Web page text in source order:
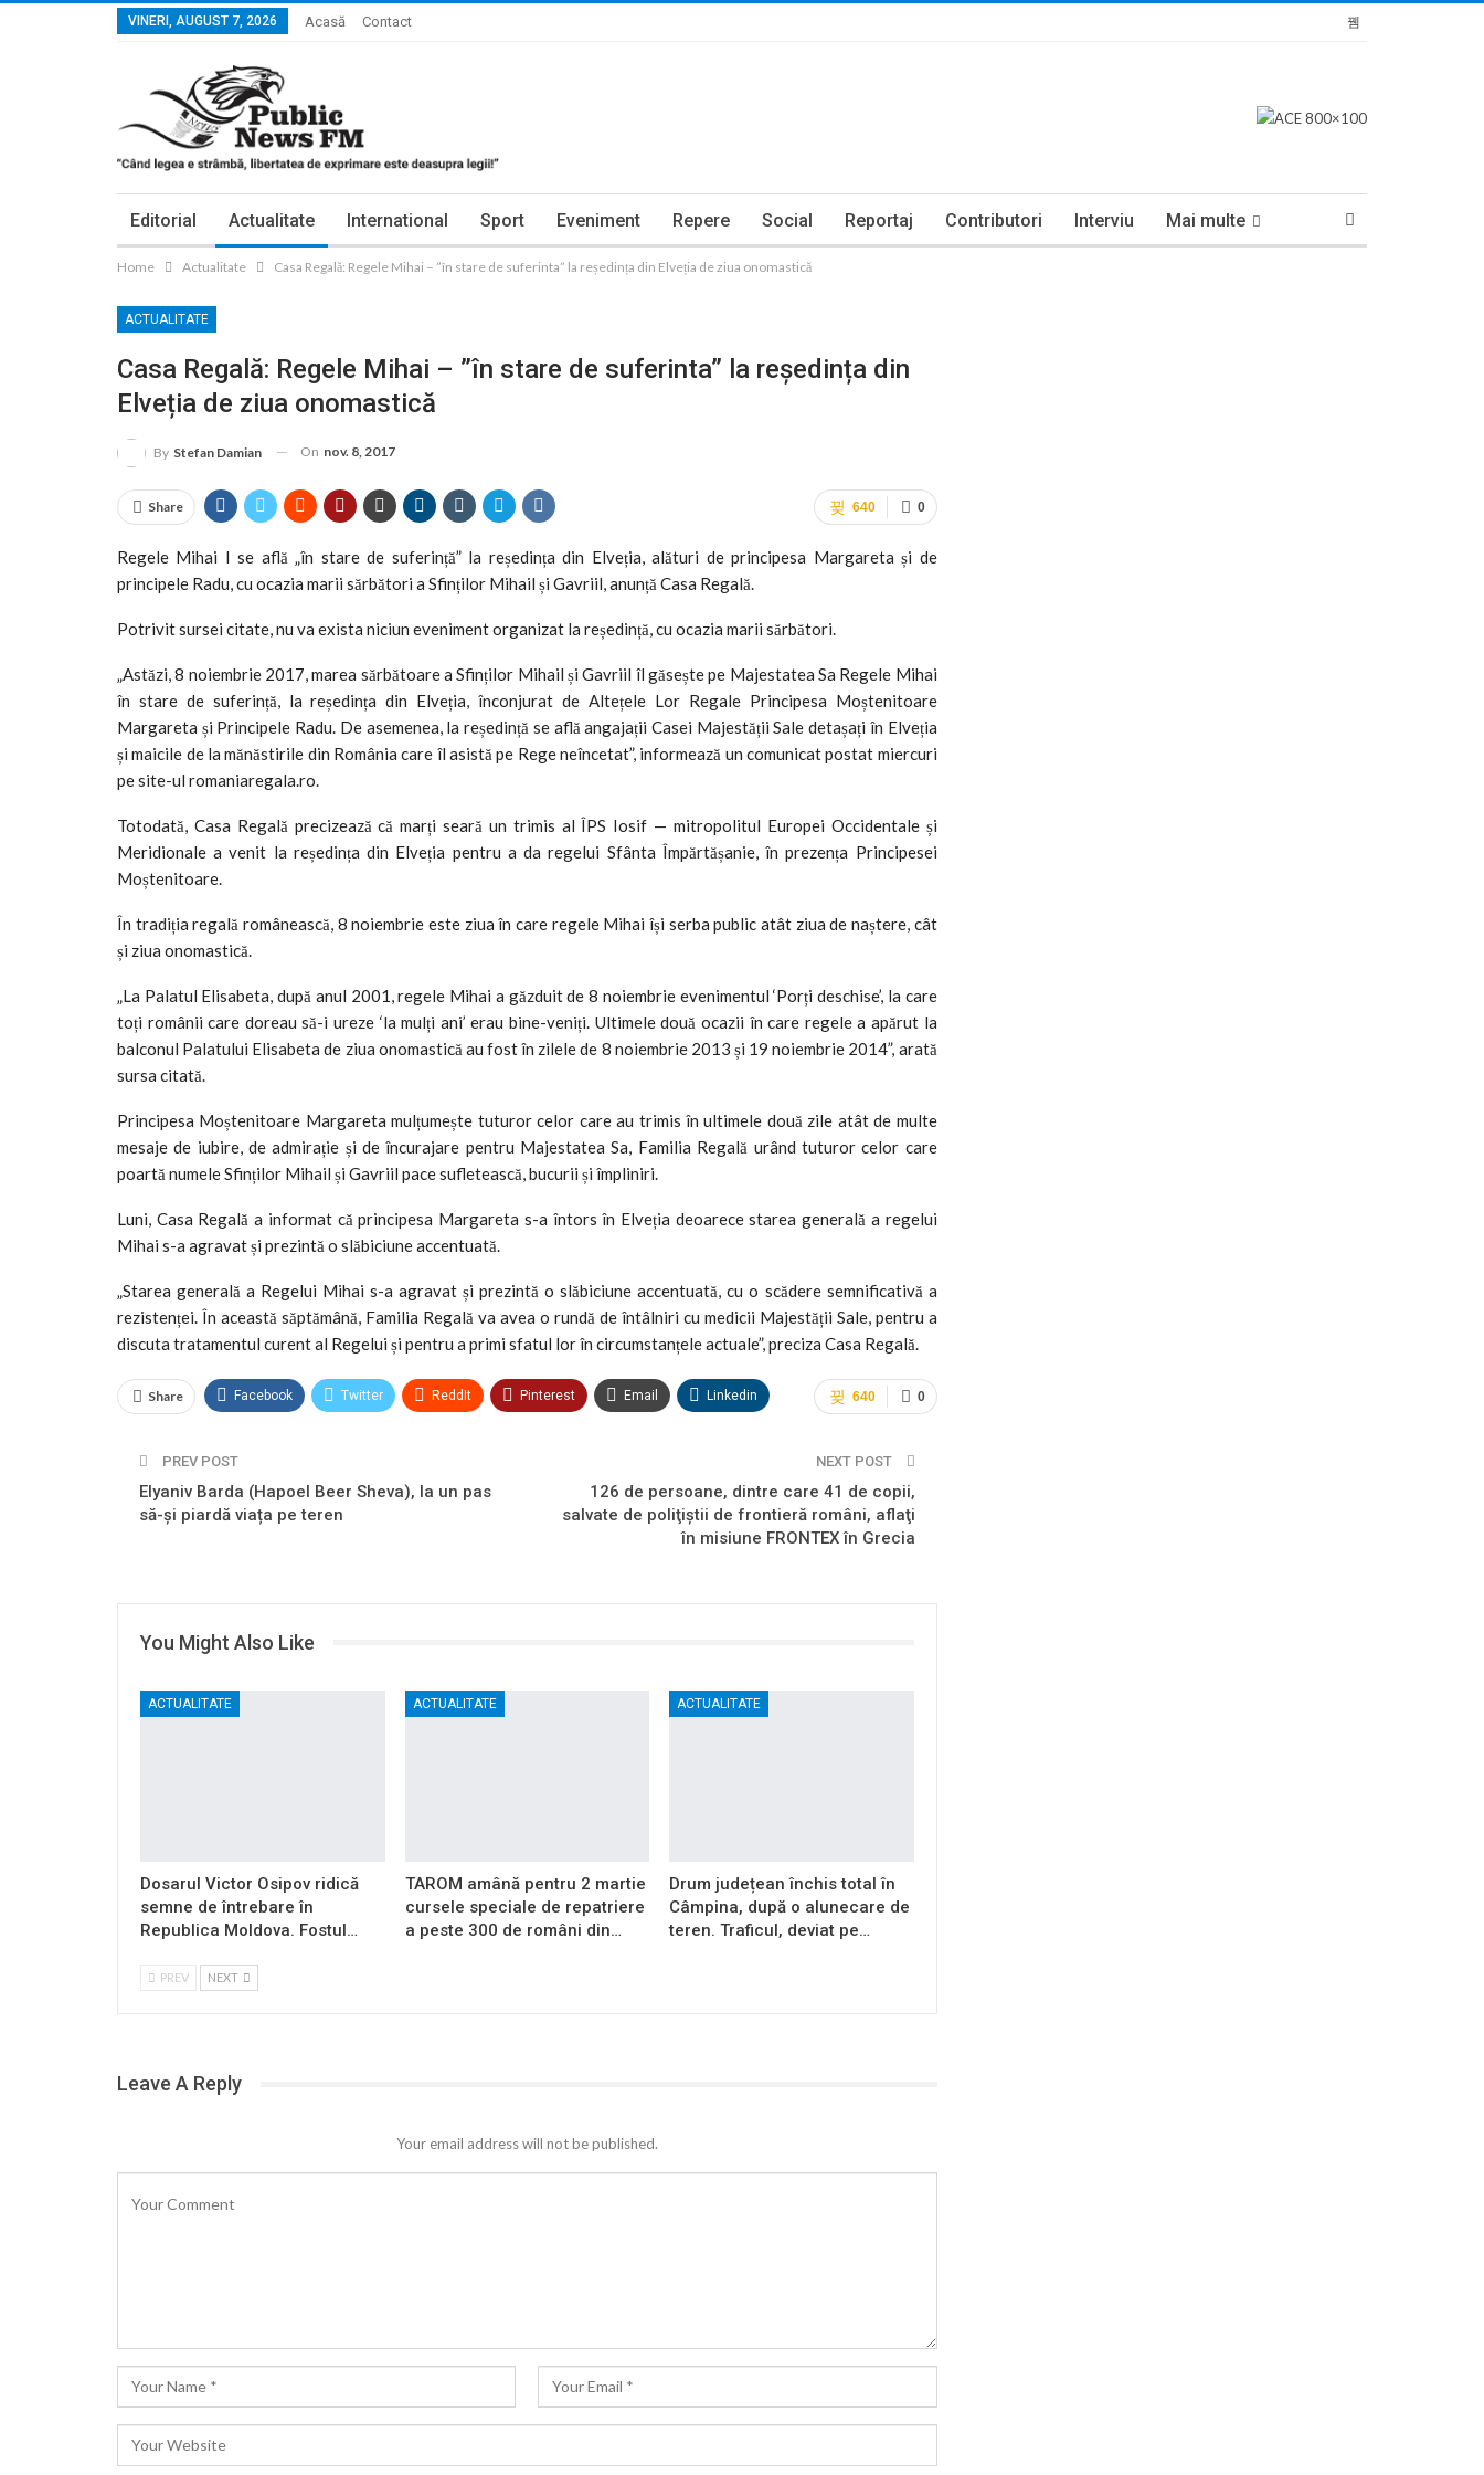
VINERI, AUGUST 7, 2026 Acasă Contact
Editorial Actualitate International Sport Eveniment Repere Social Reportaj Contributori Interviu Mai multe
Home Actualitate Casa Regală: Regele Mihai – ”în stare de suferinta” la reședința din Elveția de ziua onomastică
ACTUALITATE
Casa Regală: Regele Mihai – ”în stare de suferinta” la reședința din
Elveția de ziua onomastică
By Stefan Damian On nov. 8, 2017
0
640
Share
Regele Mihai I se află „în stare de suferință” la reședința din Elveția, alături de principesa Margareta și de
principele Radu, cu ocazia marii sărbători a Sfinților Mihail și Gavriil, anunță Casa Regală.
Potrivit sursei citate, nu va exista niciun eveniment organizat la reședință, cu ocazia marii sărbători.
„Astăzi, 8 noiembrie 2017, marea sărbătoare a Sfinților Mihail și Gavriil îl găsește pe Majestatea Sa Regele Mihai
în stare de suferință, la reședința din Elveția, înconjurat de Altețele Lor Regale Principesa Moștenitoare
Margareta și Principele Radu. De asemenea, la reședință se află angajații Casei Majestății Sale detașați în Elveția
și maicile de la mănăstirile din România care îl asistă pe Rege neîncetat”, informează un comunicat postat miercuri
pe site-ul romaniaregala.ro.
Totodată, Casa Regală precizează că marți seară un trimis al ÎPS Iosif — mitropolitul Europei Occidentale și
Meridionale a venit la reședința din Elveția pentru a da regelui Sfânta Împărtășanie, în prezența Principesei
Moștenitoare.
În tradiția regală românească, 8 noiembrie este ziua în care regele Mihai își serba public atât ziua de naștere, cât
și ziua onomastică.
„La Palatul Elisabeta, după anul 2001, regele Mihai a găzduit de 8 noiembrie evenimentul ‘Porți deschise’, la care
toți românii care doreau să-i ureze ‘la mulți ani’ erau bine-veniți. Ultimele două ocazii în care regele a apărut la
balconul Palatului Elisabeta de ziua onomastică au fost în zilele de 8 noiembrie 2013 și 19 noiembrie 2014”, arată
sursa citată.
Principesa Moștenitoare Margareta mulțumește tuturor celor care au trimis în ultimele două zile atât de multe
mesaje de iubire, de admirație și de încurajare pentru Majestatea Sa, Familia Regală urând tuturor celor care
poartă numele Sfinților Mihail și Gavriil pace sufletească, bucurii și împliniri.
Luni, Casa Regală a informat că principesa Margareta s-a întors în Elveția deoarece starea generală a regelui
Mihai s-a agravat și prezintă o slăbiciune accentuată.
„Starea generală a Regelui Mihai s-a agravat și prezintă o slăbiciune accentuată, cu o scădere semnificativă a
rezistenței. În această săptămână, Familia Regală va avea o rundă de întâlniri cu medicii Majestății Sale, pentru a
discuta tratamentul curent al Regelui și pentru a primi sfatul lor în circumstanțele actuale”, preciza Casa Regală.
0
640
Share Facebook Twitter ReddIt Pinterest Email Linkedin
PREV POST
Elyaniv Barda (Hapoel Beer Sheva), la un pas
să-și piardă viața pe teren
NEXT POST
126 de persoane, dintre care 41 de copii,
salvate de poliţiştii de frontieră români, aflaţi
în misiune FRONTEX în Grecia
You Might Also Like
ACTUALITATE
Dosarul Victor Osipov ridică
semne de întrebare în
Republica Moldova. Fostul…
ACTUALITATE
TAROM amână pentru 2 martie
cursele speciale de repatriere
a peste 300 de români din…
ACTUALITATE
Drum județean închis total în
Câmpina, după o alunecare de
teren. Traficul, deviat pe…
PREV NEXT
Leave A Reply
Your email address will not be published.